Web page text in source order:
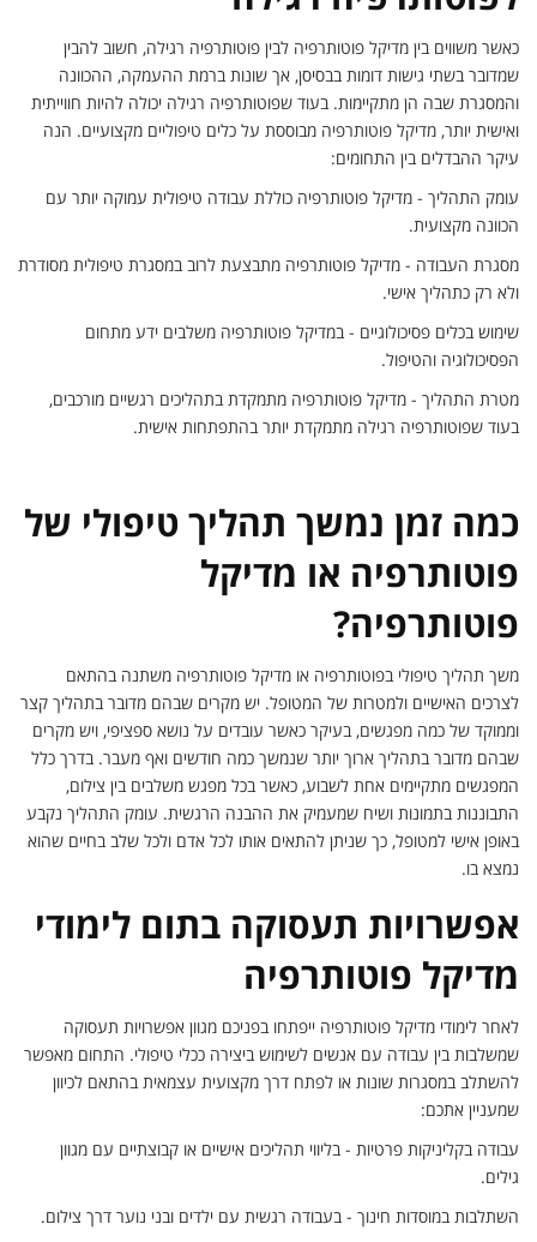
כאשר משווים בין מדיקל פוטותרפיה לבין פוטותרפיה רגילה, חשוב להבין
שמדובר בשתי גישות דומות בבסיסן, אך שונות ברמת ההעמקה, ההכוונה
והמסגרת שבה הן מתקיימות. בעוד שפוטותרפיה רגילה יכולה להיות חווייתית
ואישית יותר, מדיקל פוטותרפיה מבוססת על כלים טיפוליים מקצועיים. הנה
עיקר ההבדלים בין התחומים:
עומק התהליך - מדיקל פוטותרפיה כוללת עבודה טיפולית עמוקה יותר עם
הכוונה מקצועית.
מסגרת העבודה - מדיקל פוטותרפיה מתבצעת לרוב במסגרת טיפולית מסודרת
ולא רק כתהליך אישי.
שימוש בכלים פסיכולוגיים - במדיקל פוטותרפיה משלבים ידע מתחום
הפסיכולוגיה והטיפול.
מטרת התהליך - מדיקל פוטותרפיה מתמקדת בתהליכים רגשיים מורכבים,
בעוד שפוטותרפיה רגילה מתמקדת יותר בהתפתחות אישית.
כמה זמן נמשך תהליך טיפולי של
פוטותרפיה או מדיקל
פוטותרפיה?
משך תהליך טיפולי בפוטותרפיה או מדיקל פוטותרפיה משתנה בהתאם
לצרכים האישיים ולמטרות של המטופל. יש מקרים שבהם מדובר בתהליך קצר
וממוקד של כמה מפגשים, בעיקר כאשר עובדים על נושא ספציפי, ויש מקרים
שבהם מדובר בתהליך ארוך יותר שנמשך כמה חודשים ואף מעבר. בדרך כלל
המפגשים מתקיימים אחת לשבוע, כאשר בכל מפגש משלבים בין צילום,
התבוננות בתמונות ושיח שמעמיק את ההבנה הרגשית. עומק התהליך נקבע
באופן אישי למטופל, כך שניתן להתאים אותו לכל אדם ולכל שלב בחיים שהוא
נמצא בו.
אפשרויות תעסוקה בתום לימודי
מדיקל פוטותרפיה
לאחר לימודי מדיקל פוטותרפיה ייפתחו בפניכם מגוון אפשרויות תעסוקה
שמשלבות בין עבודה עם אנשים לשימוש ביצירה ככלי טיפולי. התחום מאפשר
להשתלב במסגרות שונות או לפתח דרך מקצועית עצמאית בהתאם לכיוון
שמעניין אתכם:
עבודה בקליניקות פרטיות - בליווי תהליכים אישיים או קבוצתיים עם מגוון
גילים.
השתלבות במוסדות חינוך - בעבודה רגשית עם ילדים ובני נוער דרך צילום.